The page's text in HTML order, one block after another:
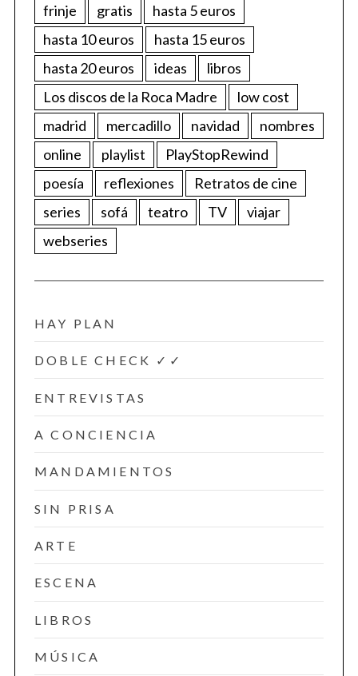
frinje
gratis
hasta 5 euros
hasta 10 euros
hasta 15 euros
hasta 20 euros
ideas
libros
Los discos de la Roca Madre
low cost
madrid
mercadillo navidad
nombres
online
playlist
PlayStopRewind
poesía
reflexiones
Retratos de cine
series
sofá teatro TV
viajar
webseries
HAY PLAN
DOBLE CHECK ✓✓
ENTREVISTAS
A CONCIENCIA
MANDAMIENTOS
SIN PRISA
ARTE
ESCENA
LIBROS
MÚSICA